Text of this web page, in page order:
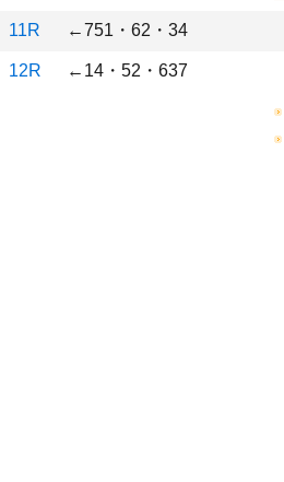
11R ←751・62・34
12R ←14・52・637